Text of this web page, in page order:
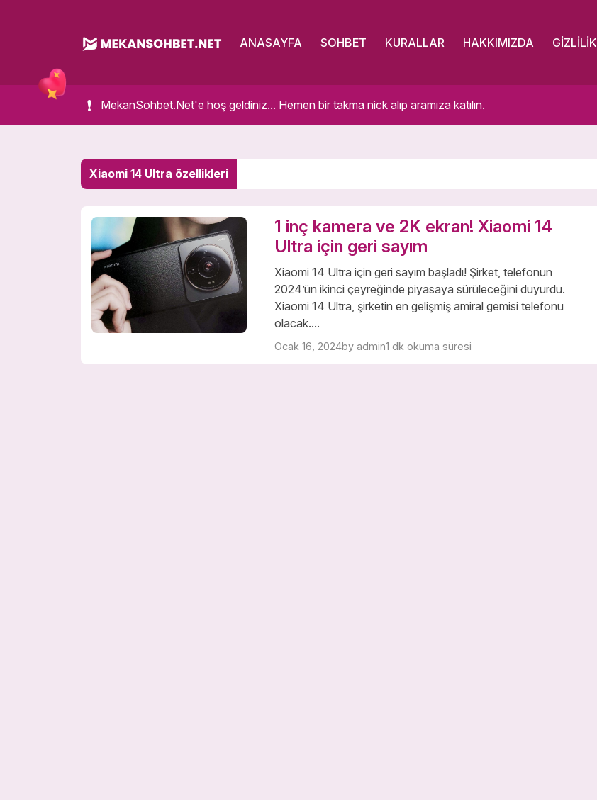
ANASAYFA SOHBET KURALLAR HAKKIMIZDA GIZLILIK
MekanSohbet.Net'e hoş geldiniz... Hemen bir takma nick alıp aramıza katılın.
Xiaomi 14 Ultra özellikleri
1 inç kamera ve 2K ekran! Xiaomi 14
Ultra için geri sayım
Xiaomi 14 Ultra için geri sayım başladı! Şirket, telefonun
2024’ün ikinci çeyreğinde piyasaya sürüleceğini duyurdu.
Xiaomi 14 Ultra, şirketin en gelişmiş amiral gemisi telefonu
olacak....
Ocak 16, 2024by admin1 dk okuma süresi